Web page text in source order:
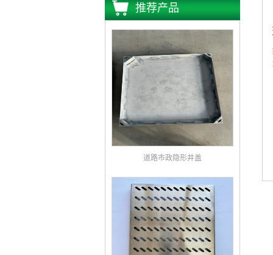
推荐产品
道路市政隐形井盖